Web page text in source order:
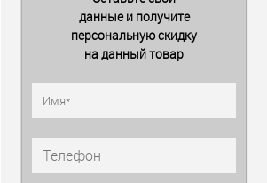
данные и получите
персональную скидку
на данный товар